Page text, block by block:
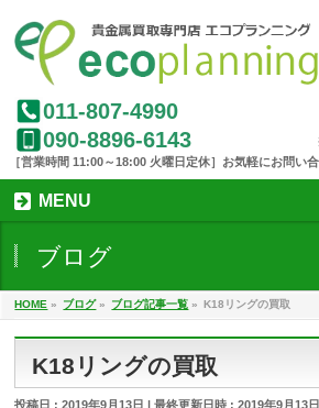
011-807-4990
090-8896-6143
MENU
ブログ
HOME » ブログ» ブログ記事一覧 » K18リングの買取
K18リングの買取
投稿日 : 2019年9月13日 最終更新日時 : 2019年9月13日